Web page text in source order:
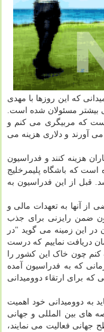
که این روزها با مهدی
بیشتر مسئولان شده است.
است که مربیگری می کنم و
آورند و دلاری هزینه می
هزینه کنند و فدراسیون
است که باشگاه پلیمرخلیج
قبل از این فدراسیون به
از آنها به تعهدات مالی و
ضمن رایزنی برای جذب
در این زمینه می گوید "در
دریافت نماییم که درست
کنم چون خاک این کشور را
که به فدراسیون آمده
برای ارتقاء دوومیدانی
به دوومیدانی خود اهمیت
های بین المللی و جهانی
فعالیت می نمایند،